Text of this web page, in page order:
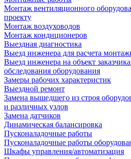
Монтаж вентиляционного
проекту
Монтаж воздуховодов
Монтаж кондиционеров
Выездная диагностика
Выезд инженера для расчета
Выезд инженера на объект
обследования оборудования
Замеры рабочих характеристик
Выездной ремонт
Замена вышедшего из строя
и различных узлов
Замена датчиков
Динамическая балансировка
Пусконаладочные работы
Пусконаладочные работы
Шкафы управления/автоматизация